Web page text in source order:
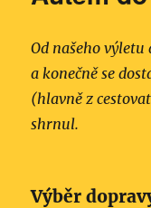
Od našeho
a konečně se
(hlavně z
shrnul.
Výběr